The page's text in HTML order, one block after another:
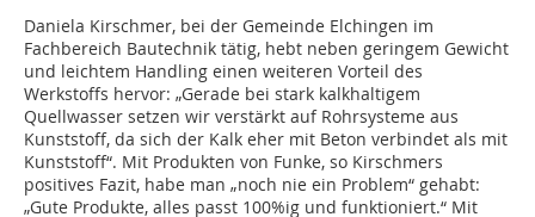
Daniela Kirschmer, bei der Gemeinde Elchingen im
Fachbereich Bautechnik tätig, hebt neben geringem Gewicht
und leichtem Handling einen weiteren Vorteil des
Werkstoffs hervor: „Gerade bei stark kalkhaltigem
Quellwasser setzen wir verstärkt auf Rohrsysteme aus
Kunststoff, da sich der Kalk eher mit Beton verbindet als mit
Kunststoff“. Mit Produkten von Funke, so Kirschmers
positives Fazit, habe man „noch nie ein Problem“ gehabt:
„Gute Produkte, alles passt 100%ig und funktioniert.“ Mit